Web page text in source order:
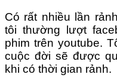
Có rất nhiều lần
tôi thường lượt
phim trên youtube.
cuộc đời sẽ được
khi có thời gian rảnh.